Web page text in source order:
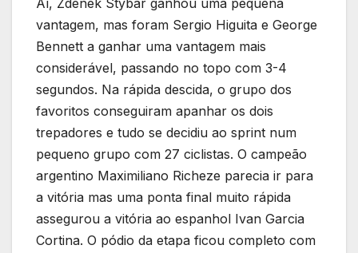
Aí, Zdenek Stybar ganhou uma pequena
vantagem, mas foram Sergio Higuita e George
Bennett a ganhar uma vantagem mais
considerável, passando no topo com 3-4
segundos. Na rápida descida, o grupo dos
favoritos conseguiram apanhar os dois
trepadores e tudo se decidiu ao sprint num
pequeno grupo com 27 ciclistas. O campeão
argentino Maximiliano Richeze parecia ir para
a vitória mas uma ponta final muito rápida
assegurou a vitória ao espanhol Ivan Garcia
Cortina. O pódio da etapa ficou completo com